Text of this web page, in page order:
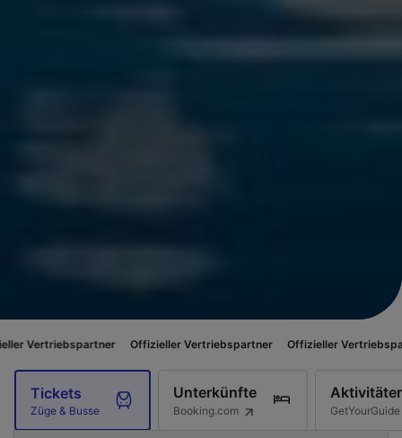
Offizieller Vertriebspartner Offizieller Vertriebspartner
Tickets
Züge & Busse
Unterkünfte
Booking.com GetYourGuide